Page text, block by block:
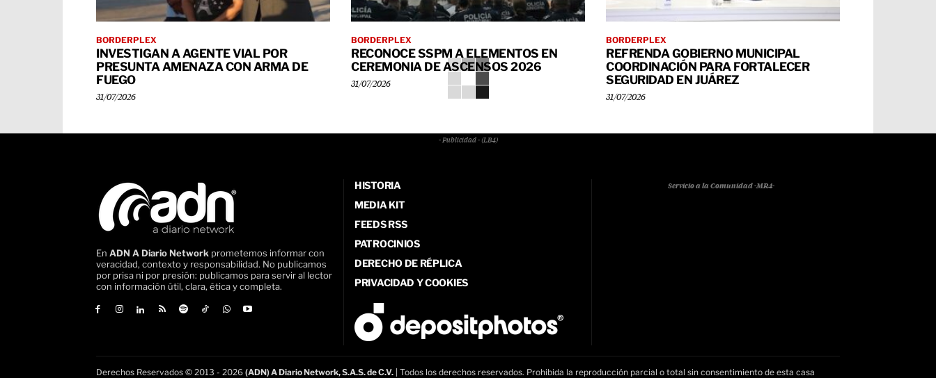
BORDERPLEX
INVESTIGAN A AGENTE VIAL POR
PRESUNTA AMENAZA CON ARMA DE
FUEGO
31/07/2026
BORDERPLEX
RECONOCE SSPM A ELEMENTOS EN
CEREMONIA DE ASCENSOS 2026
31/07/2026
BORDERPLEX
REFRENDA GOBIERNO MUNICIPAL
COORDINACIÓN PARA FORTALECER
SEGURIDAD EN JUÁREZ
31/07/2026
- Publicidad - (LB4)
En ADN A Diario Network prometemos informar con
veracidad, contexto y responsabilidad. No publicamos
por prisa ni por presión: publicamos para servir al lector
con información útil, clara, ética y completa.
HISTORIA
MEDIA KIT
FEEDS RSS
PATROCINIOS
DERECHO DE RÉPLICA
PRIVACIDAD Y COOKIES
Servicio a la Comunidad -MR4-
Derechos Reservados © 2013 - 2026 (ADN) A Diario Network, S.A.S. de C.V. | Todos los derechos reservados. Prohibida la reproducción parcial o total sin consentimiento de esta casa